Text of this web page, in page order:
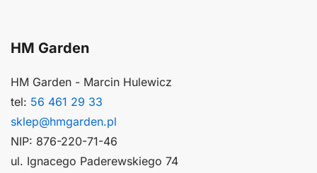
HM Garden
HM Garden - Marcin Hulewicz
tel: 56 461 29 33
sklep@hmgarden.pl
NIP: 876-220-71-46
ul. Ignacego Paderewskiego 74